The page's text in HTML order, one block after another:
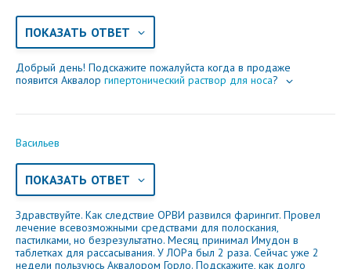
ПОКАЗАТЬ ОТВЕТ
Добрый день! Подскажите пожалуйста когда в продаже
появится Аквалор гипертонический раствор для носа?
Васильев
ПОКАЗАТЬ ОТВЕТ
Здравствуйте. Как следствие ОРВИ развился фарингит. Провел
лечение всевозможными средствами для полоскания,
пастилками, но безрезультатно. Месяц принимал Имудон в
таблетках для рассасывания. У ЛОРа был 2 раза. Сейчас уже 2
недели пользуюсь Аквалором Горло. Подскажите, как долго